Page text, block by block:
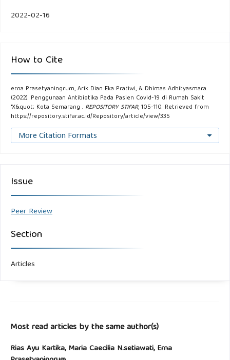
2022-02-16
How to Cite
erna Prasetyaningrum, Arik Dian Eka Pratiwi, & Dhimas Adhityasmara.
(2022). Penggunaan Antibiotika Pada Pasien Covid-19 di Rumah Sakit
"X&quot; Kota Semarang . REPOSITORY STIFAR, 105-110. Retrieved from
https://repository.stifar.ac.id/Repository/article/view/335
More Citation Formats
Issue
Peer Review
Section
Articles
Most read articles by the same author(s)
Rias Ayu Kartika, Maria Caecilia N.setiawati, Erna